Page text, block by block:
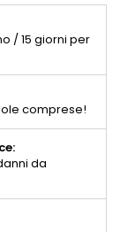
/ 15 giorni per
comprese!
da